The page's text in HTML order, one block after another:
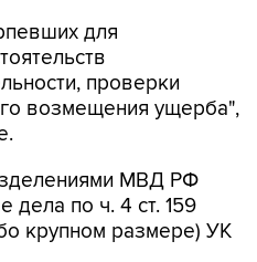
для
проверки
возмещения ущерба",
МВД РФ
по ч. 4 ст. 159
крупном размере) УК